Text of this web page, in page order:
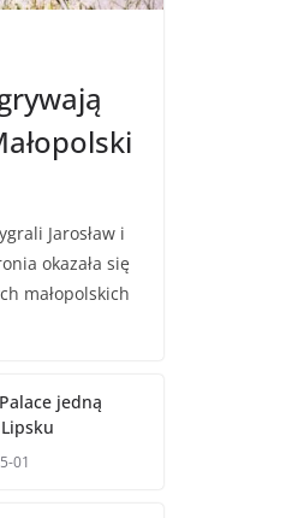
Jarosław i
okazała się
małopolskich
jedną
01